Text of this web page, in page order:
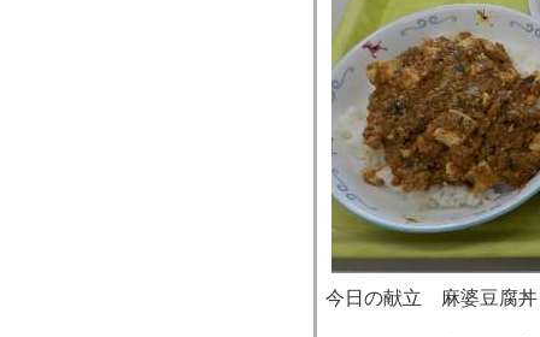
今日の献立 麻婆豆腐